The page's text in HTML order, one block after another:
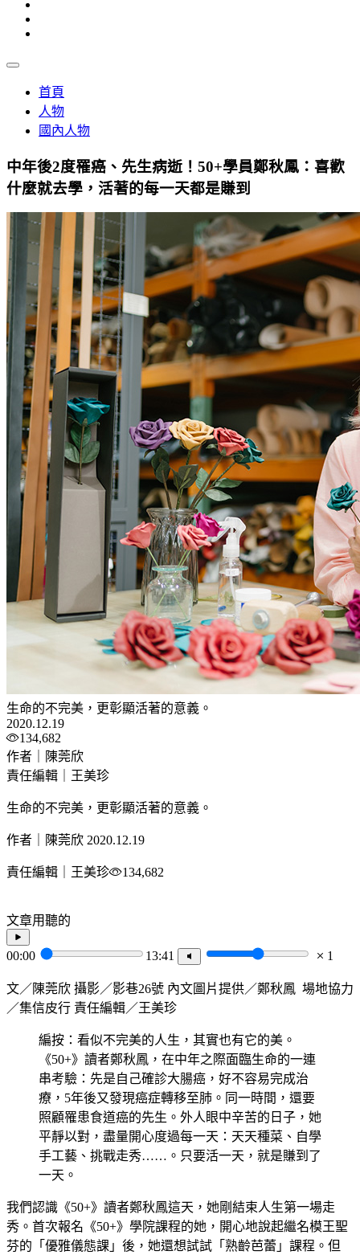
首頁
人物
國內人物
中年後2度罹癌、先生病逝！50+學員鄭秋鳳：喜歡
什麼就去學，活著的每一天都是賺到
生命的不完美，更彰顯活著的意義。
2020.12.19
134,682
作者｜陳莞欣
責任編輯｜王美珍
生命的不完美，更彰顯活著的意義。
作者｜陳莞欣 2020.12.19
責任編輯｜王美珍 134,682
文章用聽的
00:00 13:41 1
文／陳莞欣 攝影／影巷26號 內文圖片提供／鄭秋鳳 場地協力
／集信皮行 責任編輯／王美珍
編按：看似不完美的人生，其實也有它的美。
《50+》讀者鄭秋鳳，在中年之際面臨生命的一連
串考驗：先是自己確診大腸癌，好不容易完成治
療，5年後又發現癌症轉移至肺。同一時間，還要
照顧罹患食道癌的先生。外人眼中辛苦的日子，她
平靜以對，盡量開心度過每一天：天天種菜、自學
手工藝、挑戰走秀……。只要活一天，就是賺到了
一天。
我們認識《50+》讀者鄭秋鳳這天，她剛結束人生第一場走
秀。首次報名《50+》學院課程的她，開心地說起繼名模王聖
芬的「優雅儀態課」後，她還想試試「熟齡芭蕾」課程。但